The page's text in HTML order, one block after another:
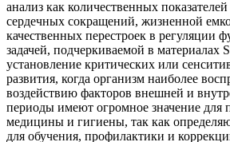
анализ как количественных
сердечных сокращений, жизненной
качественных перестроек в регуляции
задачей, подчеркиваемой в материалах
установление критических или
развития, когда организм наиболее
воздействию факторов внешней и
периоды имеют огромное значение для
медицины и гигиены, так как
для обучения, профилактики и